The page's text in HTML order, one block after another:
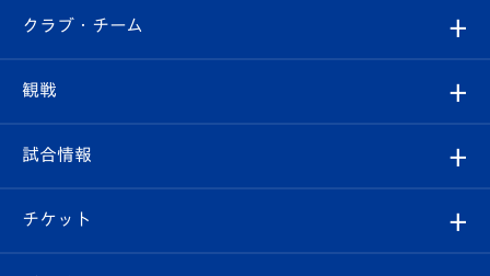
すべて
クラブ
試合情報
クラブ・チーム
クラブ概要
エンブレム紹介
観戦
観戦ルール
はじめての観戦ガイド
試合情報
試合日程/結果
チケット